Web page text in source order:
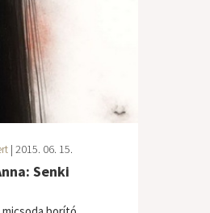
| 2015. 06. 15.
Senki